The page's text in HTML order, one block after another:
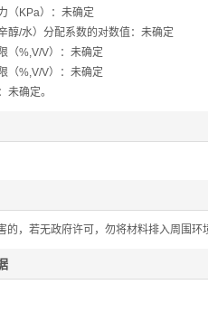
（ KPa）：未确定
醇/水）分配系数的对数值：未确定
（%,V/V）：未确定
（%,V/V）：未确定
未确定。
的，若无政府许可，勿将材料排入周围环